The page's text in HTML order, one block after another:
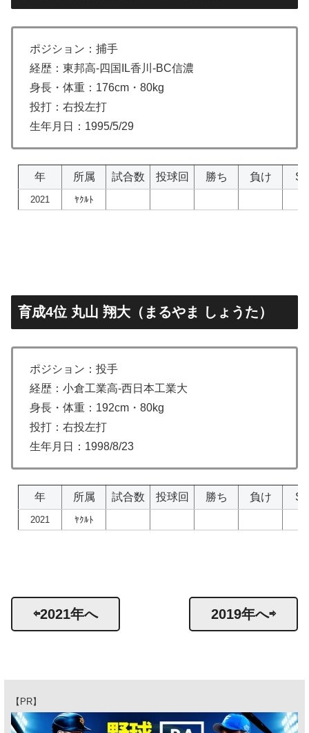
ポジション：捕手
経歴：東邦高-四国IL香川-BC信濃
身長・体重：176cm・80kg
投打：右投左打
生年月日：1995/5/29
年 所属 試合数 投球回 勝ち 負け S
2021 ﾔｸﾙﾄ
育成4位 丸山 翔大（まるやま しょうた）
ポジション：投手
経歴：小倉工業高-西日本工業大
身長・体重：192cm・80kg
投打：右投左打
生年月日：1998/8/23
年 所属 試合数 投球回 勝ち 負け S
2021 ﾔｸﾙﾄ
⇦2021年へ 2019年へ⇨
【PR】